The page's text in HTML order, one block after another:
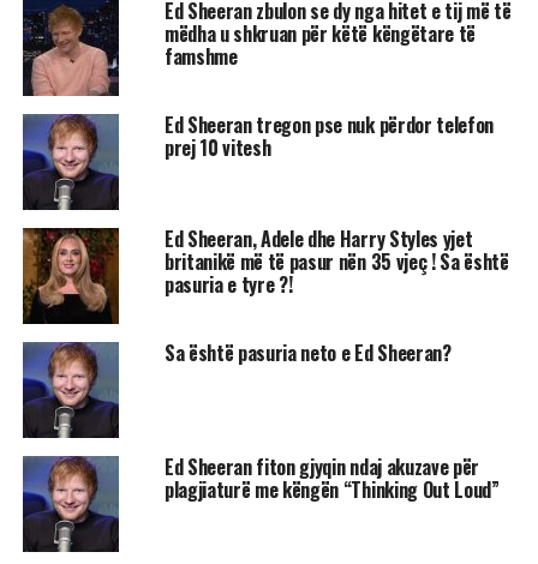
Ed Sheeran zbulon se dy nga hitet e tij më të
mëdha u shkruan për këtë këngëtare të
famshme
Ed Sheeran tregon pse nuk përdor telefon
prej 10 vitesh
Ed Sheeran, Adele dhe Harry Styles yjet
britanikë më të pasur nën 35 vjeç ! Sa është
pasuria e tyre ?!
Sa është pasuria neto e Ed Sheeran?
Ed Sheeran fiton gjyqin ndaj akuzave për
plagjiaturë me këngën “Thinking Out Loud”